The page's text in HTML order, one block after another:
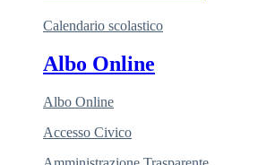
Calendario scolastico
Albo Online
Albo Online
Accesso Civico